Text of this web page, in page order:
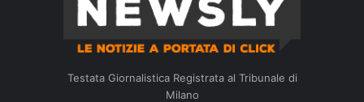
Testata Giornalistica Registrata al Tribunale di
Milano